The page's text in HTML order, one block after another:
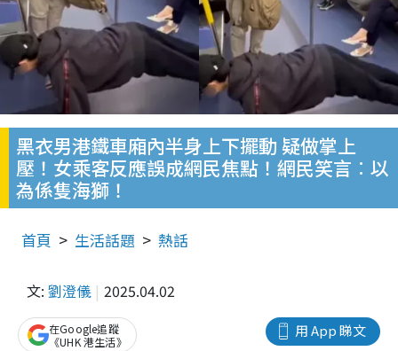
黑衣男港鐵車廂內半身上下擺動 疑做掌上
壓！女乘客反應誤成網民焦點！網民笑言︰以
為係隻海獅！
首頁 生活話題 熱話
文: 劉澄儀 2025.04.02
用 App 睇文
在Google追蹤
《UHK 港生活》